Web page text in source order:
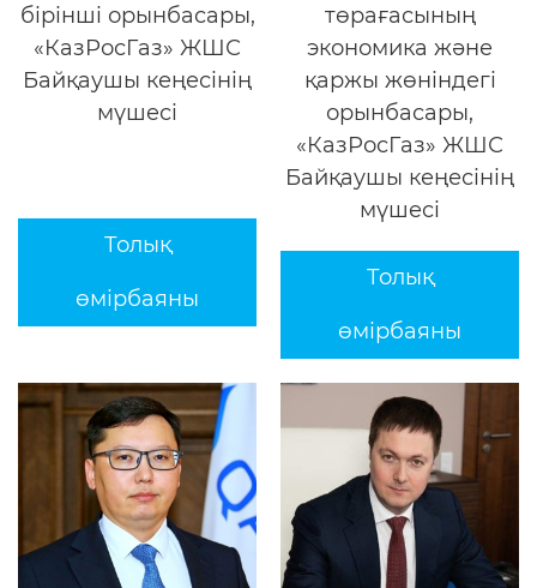
бірінші орынбасары,
«КазРосГаз» ЖШС
Байқаушы кеңесінің
мүшесі
Толық
өмірбаяны
төрағасының
экономика және
қаржы жөніндегі
орынбасары,
«КазРосГаз» ЖШС
Байқаушы кеңесінің
мүшесі
Толық
өмірбаяны